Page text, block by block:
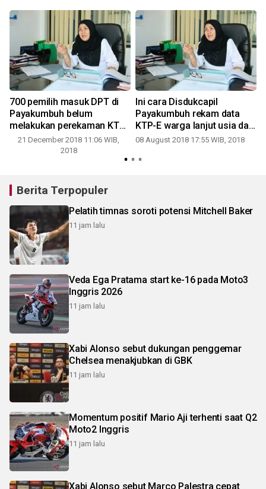
700 pemilih masuk DPT di
Payakumbuh belum
melakukan perekaman KTP-
21 December 2018 11:06 WIB,
2018
Ini cara Disdukcapil
Payakumbuh rekam data
KTP-E warga lanjut usia dan
fisik abnormal
08 August 2018 17:55 WIB, 2018
Berita Terpopuler
Pelatih timnas soroti potensi Mitchell Baker
11 jam lalu
Veda Ega Pratama start ke-16 pada Moto3
Inggris 2026
11 jam lalu
Xabi Alonso sebut dukungan penggemar
Chelsea menakjubkan di GBK
11 jam lalu
Momentum positif Mario Aji terhenti saat Q2
Moto2 Inggris
11 jam lalu
Xabi Alonso sebut Marco Palestra cepat